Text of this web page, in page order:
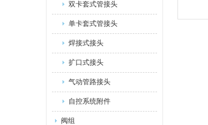
双卡套式管接头
单卡套式管接头
焊接式接头
扩口式接头
气动管路接头
自控系统附件
阀组